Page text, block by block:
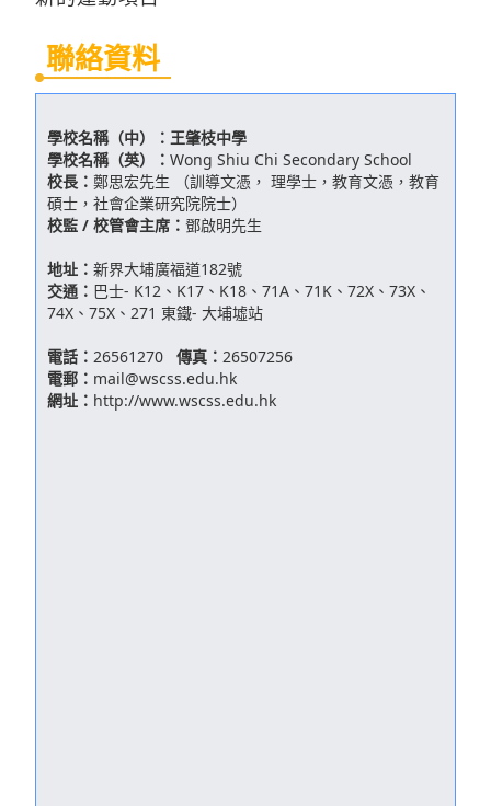
聯絡資料
學校名稱（中）： 王肇枝中學
學校名稱（英）： Wong Shiu Chi Secondary School
校長： 鄭思宏先生 （訓導文憑， 理學士，教育文憑，教育
碩士，社會企業研究院院士）
校監 / 校管會主席： 鄧啟明先生
地址： 新界大埔廣福道182號
交通： 巴士- K12、K17、K18、71A、71K、72X、73X、
74X、75X、271 東鐵- 大埔墟站
電話： 26561270 傳真： 26507256
電郵： mail@wscss.edu.hk
網址： http://www.wscss.edu.hk